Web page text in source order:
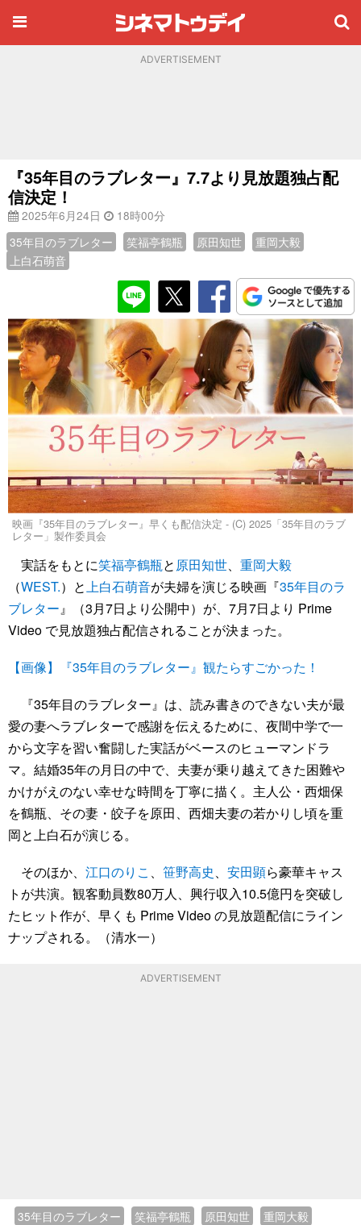
ADVERTISEMENT
『35年目のラブレター』7.7より見放題独占配
信決定！
2025年6月24日
18時00分
35年目のラブレター
笑福亭鶴瓶 原田知世
重岡大毅
上白石萌音
映画『35年目のラブレター』早くも配信決定 - (C) 2025「35年目のラブ
レター」製作委員会
実話をもとに笑福亭鶴瓶と原田知世、 重岡大毅
（WEST.）と上白石萌音が夫婦を演じる映画『35年目のラ
ブレター』（3月7日より公開中）が、7月7日より Prime
Video で見放題独占配信されることが決まった。
【画像】『35年目のラブレター』観たらすごかった！
『35年目のラブレター』は、読み書きのできない夫が最
愛の妻へラブレターで感謝を伝えるために、夜間中学で一
から文字を習い奮闘した実話がベースのヒューマンドラ
マ。結婚35年の月日の中で、夫妻が乗り越えてきた困難や
かけがえのない幸せな時間を丁寧に描く。主人公・西畑保
を鶴瓶、その妻・皎子を原田、西畑夫妻の若かりし頃を重
岡と上白石が演じる。
そのほか、 江口のりこ 、 笹野高史、 安田顕ら豪華キャス
トが共演。観客動員数80万人、興行収入10.5億円を突破し
たヒット作が、早くも Prime Video の見放題配信にライン
ナップされる。（清水一）
ADVERTISEMENT
35年目のラブレター 笑福亭鶴瓶 原田知世
重岡大毅